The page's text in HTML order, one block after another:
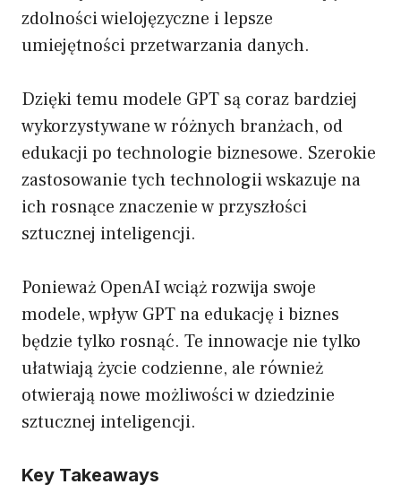
zdolności wielojęzyczne i lepsze
umiejętności przetwarzania danych.
Dzięki temu modele GPT są coraz bardziej
wykorzystywane w różnych branżach, od
edukacji po technologie biznesowe. Szerokie
zastosowanie tych technologii wskazuje na
ich rosnące znaczenie w przyszłości
sztucznej inteligencji.
Ponieważ OpenAI wciąż rozwija swoje
modele, wpływ GPT na edukację i biznes
będzie tylko rosnąć. Te innowacje nie tylko
ułatwiają życie codzienne, ale również
otwierają nowe możliwości w dziedzinie
sztucznej inteligencji.
Key Takeaways